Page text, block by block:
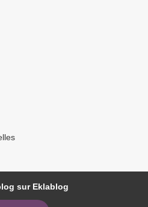
sur Eklablog